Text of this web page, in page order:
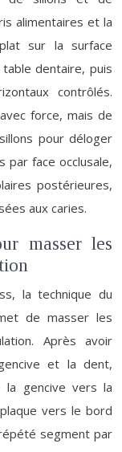
alimentaires et la
sur la surface
dentaire, puis
contrôlés.
force, mais de
pour déloger
par face occlusale,
postérieures,
aux caries.
masser les
la technique du
de masser les
Après avoir
et la dent,
la gencive vers la
vers le bord
segment par